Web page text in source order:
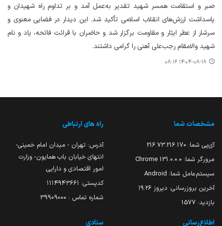
صبر و استقامت همسر شهید تقدیر به‌عمل آمد و بر تداوم راه شهیدان و
پاسداشت ارزش‌های انقلاب اسلامی تأکید شد. این دیدار در فضایی معنوی و
سرشار از عطر ایثار و مقاومت برگزار شد و حاضران با قرائت فاتحه، یاد و نام
شهید والامقام رجب‌علی آهنی را گرامی داشتند.
۱۴۰۴-۰۸-۱۸ ۰۸:۱۶
مشخصات شما
آی‌پی شما: 216.73.216.170
مرورگر شما: 131.0.0.0 Chrome
سیستم‌عامل شما: Android
آخرین بروزرسانی: دیروز ۱۹:۲۶
بازدید: 1577
راه های ارتباطی
آدرس: تهران - میدان امام خمینی-
انتهای خیابان باب همایون- وزارت
امور اقتصادی و دارایی
کدپستی: ۱۱۱۴۹۴۳۶۶۱
شماره تماس : 39909000
اطلاع‌رسانی ستادی